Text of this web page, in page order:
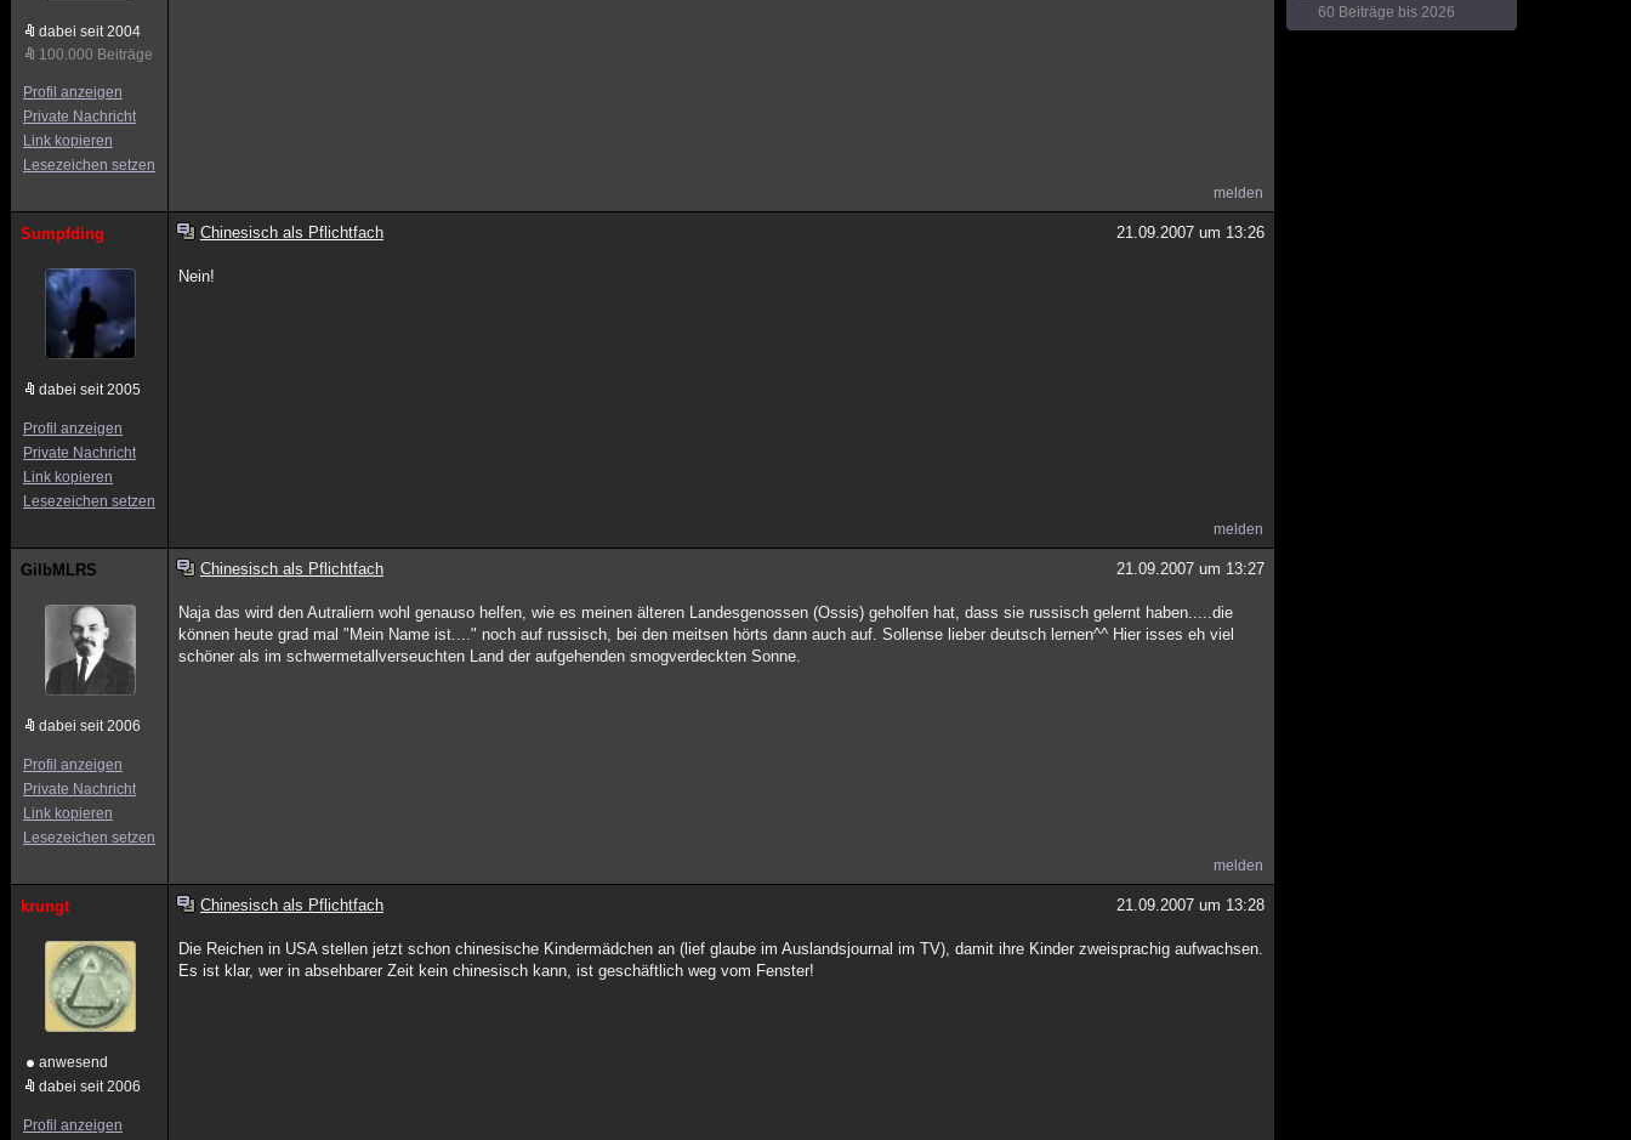
dabei seit 2004
100.000 Beiträge
Profil anzeigen
Private Nachricht
Link kopieren
Lesezeichen setzen
melden
Sumpfding
dabei seit 2005
Profil anzeigen
Private Nachricht
Link kopieren
Lesezeichen setzen
Chinesisch als Pflichtfach 21.09.2007 um 13:26
Nein!
melden
GilbMLRS
dabei seit 2006
Profil anzeigen
Private Nachricht
Link kopieren
Lesezeichen setzen
Chinesisch als Pflichtfach 21.09.2007 um 13:27
Naja das wird den Autraliern wohl genauso helfen, wie es meinen älteren Landesgenossen (Ossis) geholfen hat, dass sie russisch gelernt haben.....die
können heute grad mal "Mein Name ist...." noch auf russisch, bei den meitsen hörts dann auch auf. Sollense lieber deutsch lernen^^ Hier isses eh viel
schöner als im schwermetallverseuchten Land der aufgehenden smogverdeckten Sonne.
melden
krungt
anwesend
dabei seit 2006
Profil anzeigen
Chinesisch als Pflichtfach 21.09.2007 um 13:28
Die Reichen in USA stellen jetzt schon chinesische Kindermädchen an (lief glaube im Auslandsjournal im TV), damit ihre Kinder zweisprachig aufwachsen.
Es ist klar, wer in absehbarer Zeit kein chinesisch kann, ist geschäftlich weg vom Fenster!
60 Beiträge bis 2026